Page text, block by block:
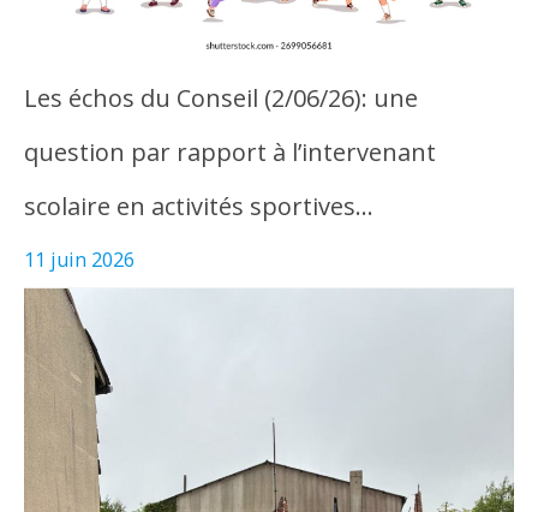
Les échos du Conseil (2/06/26): une
question par rapport à l’intervenant
scolaire en activités sportives…
11 juin 2026